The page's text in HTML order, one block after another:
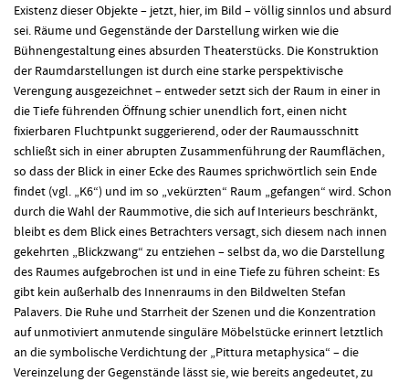
Existenz dieser Objekte – jetzt, hier, im Bild – völlig sinnlos und absurd
sei. Räume und Gegenstände der Darstellung wirken wie die
Bühnengestaltung eines absurden Theaterstücks. Die Konstruktion
der Raumdarstellungen ist durch eine starke perspektivische
Verengung ausgezeichnet – entweder setzt sich der Raum in einer in
die Tiefe führenden Öffnung schier unendlich fort, einen nicht
fixierbaren Fluchtpunkt suggerierend, oder der Raumausschnitt
schließt sich in einer abrupten Zusammenführung der Raumflächen,
so dass der Blick in einer Ecke des Raumes sprichwörtlich sein Ende
findet (vgl. „K6“) und im so „vekürzten“ Raum „gefangen“ wird. Schon
durch die Wahl der Raummotive, die sich auf Interieurs beschränkt,
bleibt es dem Blick eines Betrachters versagt, sich diesem nach innen
gekehrten „Blickzwang“ zu entziehen – selbst da, wo die Darstellung
des Raumes aufgebrochen ist und in eine Tiefe zu führen scheint: Es
gibt kein außerhalb des Innenraums in den Bildwelten Stefan
Palavers. Die Ruhe und Starrheit der Szenen und die Konzentration
auf unmotiviert anmutende singuläre Möbelstücke erinnert letztlich
an die symbolische Verdichtung der „Pittura metaphysica“ – die
Vereinzelung der Gegenstände lässt sie, wie bereits angedeutet, zu